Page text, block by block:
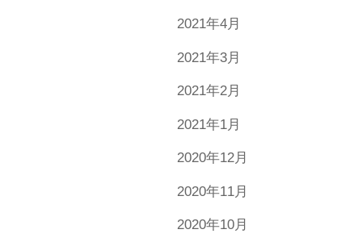
2021年4月
2021年3月
2021年2月
2021年1月
2020年12月
2020年11月
2020年10月